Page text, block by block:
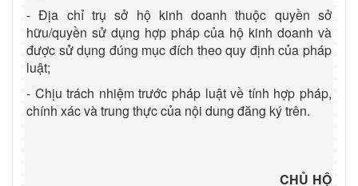
- Địa chỉ trụ sở hộ kinh doanh thuộc quyền sở
hữu/quyền sử dụng hợp pháp của hộ kinh doanh và
được sử dụng đúng mục đích theo quy định của pháp
luật;
- Chịu trách nhiệm trước pháp luật về tính hợp pháp,
chính xác và trung thực của nội dung đăng ký trên.
CHỦ HỘ